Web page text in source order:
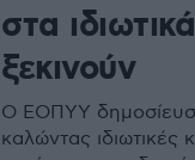
στα
ξεκινούν
Ο ΕΟΠΥΥ
καλώντας